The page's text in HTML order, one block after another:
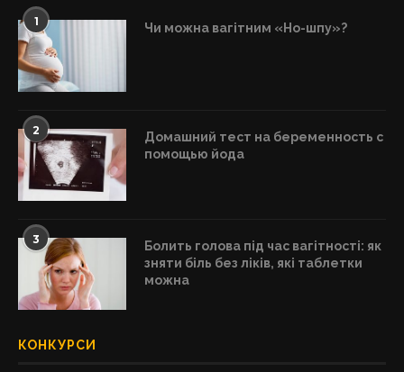
1 Чи можна вагітним «Но-шпу»?
2
Домашний тест на беременность с
помощью йода
3
Болить голова під час вагітності: як
зняти біль без ліків, які таблетки
можна
КОНКУРСИ